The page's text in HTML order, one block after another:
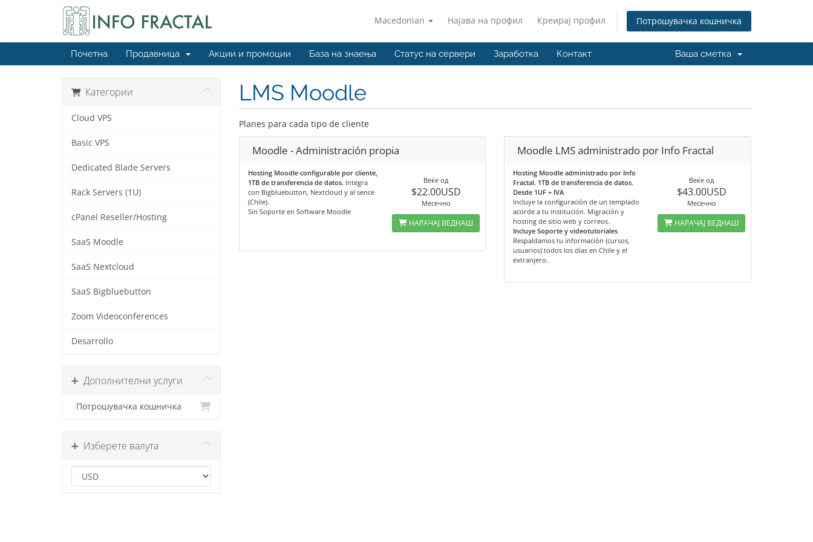
Macedonian Најава на профил Креирај профил Потрошувачка кошничка
Почетна Продавница Акции и промоции База на знаења Статус на сервери Заработка Контакт Ваша сметка
Категории
Cloud VPS
Basic VPS
Dedicated Blade Servers
Rack Servers (1U)
cPanel Reseller/Hosting
SaaS Moodle
SaaS Nextcloud
SaaS Bigbluebutton
Zoom Videoconferences
Desarrollo
Дополнителни услуги
Потрошувачка кошничка
Изберете валута
LMS Moodle
Planes para cada tipo de cliente
Moodle - Administración propia
Hosting Moodle configurable por cliente,
1TB de transferencia de datos. Integra
con Bigbluebutton, Nextcloud y al sence
(Chile).
Sin Soporte en Software Moodle
Веќе од
$22.00USD
Месечно
НАРАЧАЈ ВЕДНАШ
Moodle LMS administrado por Info Fractal
Hosting Moodle administrado por Info
Fractal. 1TB de transferencia de datos.
Desde 1UF + IVA
Incluye la configuración de un templado
acorde a tu institución. Migración y
hosting de sitio web y correos.
Incluye Soporte y videotutoriales
Respaldamos tu información (cursos,
usuarios) todos los días en Chile y el
extranjero.
Веќе од
$43.00USD
Месечно
НАРАЧАЈ ВЕДНАШ